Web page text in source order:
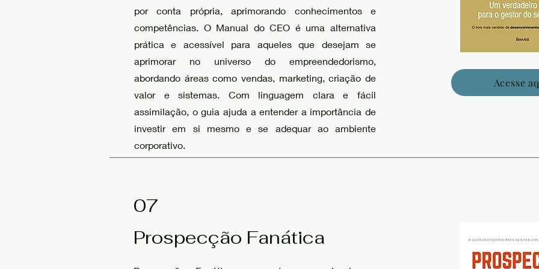
por conta própria, aprimorando conhecimentos e
competências. O Manual do CEO é uma alternativa
prática e acessível para aqueles que desejam se
aprimorar no universo do empreendedorismo,
abordando áreas como vendas, marketing, criação de
valor e sistemas. Com linguagem clara e fácil
assimilação, o guia ajuda a entender a importância de
investir em si mesmo e se adequar ao ambiente
corporativo.
Acesse
07
Prospecção Fanática